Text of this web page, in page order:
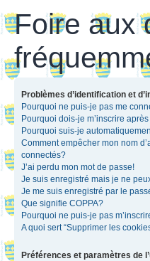
Foire aux
Problèmes d’identification et
Pourquoi ne puis-je pas me
Pourquoi dois-je m’inscrire
Pourquoi suis-je
Comment empêcher mon nom
connectés?
J’ai perdu mon mot de passe!
Je suis enregistré mais je ne
Je me suis enregistré par le
Que signifie COPPA?
Pourquoi ne puis-je pas
A quoi sert “Supprimer les
Préférences et paramètres de